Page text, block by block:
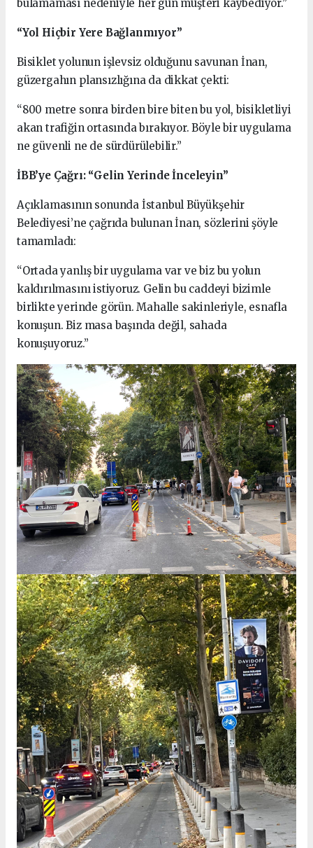
bulamaması nedeniyle her gün müşteri kaybediyor.”
“Yol Hiçbir Yere Bağlanmıyor”
Bisiklet yolunun işlevsiz olduğunu savunan İnan,
güzergahın plansızlığına da dikkat çekti:
“800 metre sonra birden bire biten bu yol, bisikletliyi
akan trafiğin ortasında bırakıyor. Böyle bir uygulama
ne güvenli ne de sürdürülebilir.”
İBB’ye Çağrı: “Gelin Yerinde İnceleyin”
Açıklamasının sonunda İstanbul Büyükşehir
Belediyesi’ne çağrıda bulunan İnan, sözlerini şöyle
tamamladı:
“Ortada yanlış bir uygulama var ve biz bu yolun
kaldırılmasını istiyoruz. Gelin bu caddeyi bizimle
birlikte yerinde görün. Mahalle sakinleriyle, esnafla
konuşun. Biz masa başında değil, sahada
konuşuyoruz.”